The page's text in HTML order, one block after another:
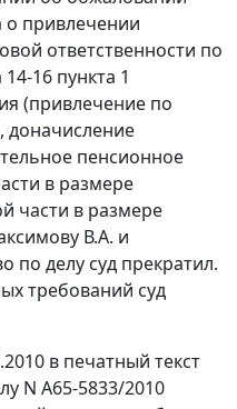
о привлечении
ответственности по
16 пункта 1
(привлечение по
доначисление
пенсионное
в размере
части в размере
В.А. и
по делу суд прекратил.
требований суд
в печатный текст
N А65-5833/2010